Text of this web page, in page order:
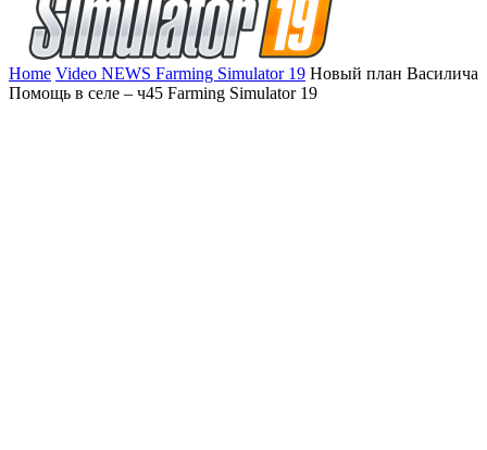
Home Video NEWS Farming Simulator 19 Новый план Василича
Помощь в селе – ч45 Farming Simulator 19